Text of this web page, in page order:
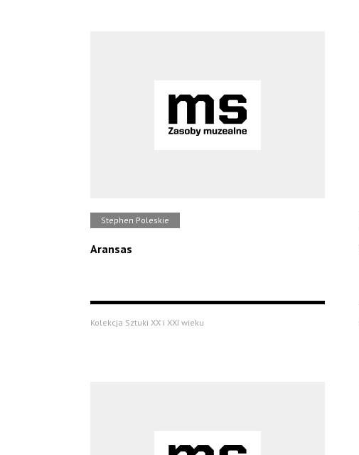
Stephen Poleskie
Aransas
Kolekcja Sztuki XX i XXI wieku